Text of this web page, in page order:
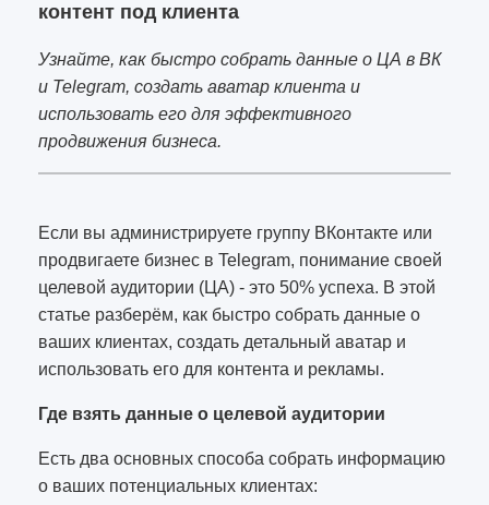
контент под клиента
Узнайте, как быстро собрать данные о ЦА в ВК
и Telegram, создать аватар клиента и
использовать его для эффективного
продвижения бизнеса.
Если вы администрируете группу ВКонтакте или
продвигаете бизнес в Telegram, понимание своей
целевой аудитории (ЦА) - это 50% успеха. В этой
статье разберём, как быстро собрать данные о
ваших клиентах, создать детальный аватар и
использовать его для контента и рекламы.
Где взять данные о целевой аудитории
Есть два основных способа собрать информацию
о ваших потенциальных клиентах: